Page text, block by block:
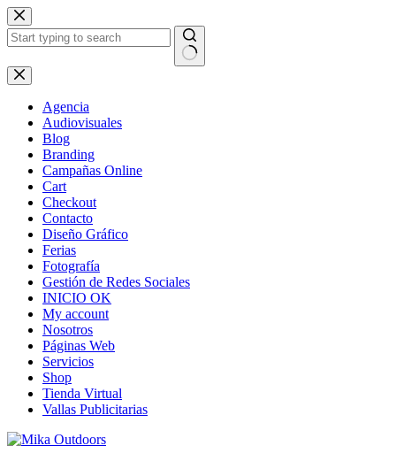
Skip
to
content
No
results
Agencia
Audiovisuales
Blog
Branding
Campañas Online
Cart
Checkout
Contacto
Diseño Gráfico
Ferias
Fotografía
Gestión de Redes Sociales
INICIO OK
My account
Nosotros
Páginas Web
Servicios
Shop
Tienda Virtual
Vallas Publicitarias